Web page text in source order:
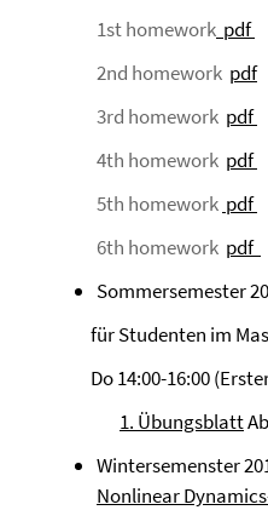
1st homework pdf
2nd homework pdf-
3rd homework pdf
4th homework pdf
5th homework pdf
6th homework pdf
Sommersemester
für Studenten im
Do 14:00-16:00
1. Übungsblatt
Wintersemenster
Nonlinear